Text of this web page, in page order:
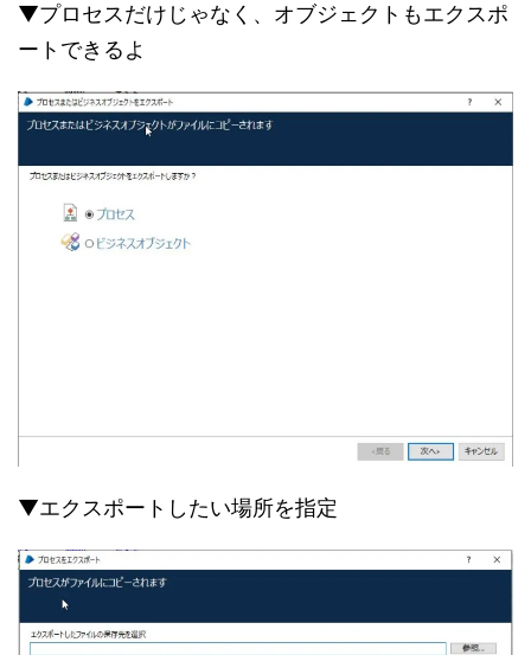
▼プロセスだけじゃなく、オブジェクトもエクスポ
ートできるよ
▼エクスポートしたい場所を指定